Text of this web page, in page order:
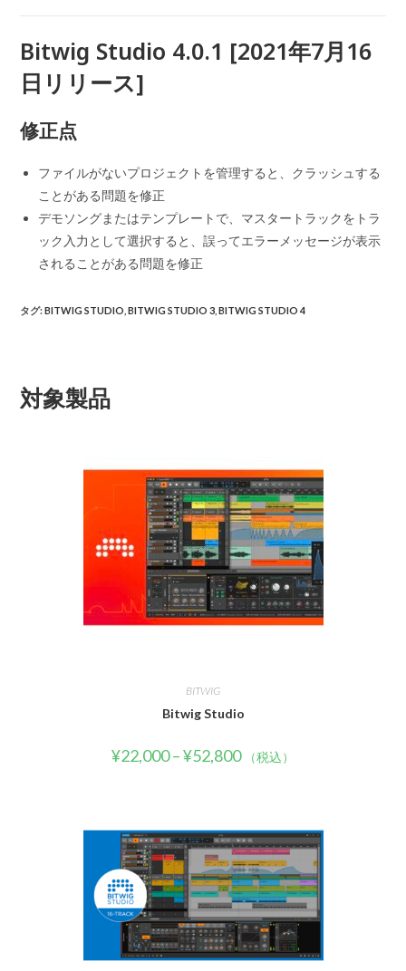
Bitwig Studio 4.0.1 [2021年7月16
日リリース]
修正点
ファイルがないプロジェクトを管理すると、クラッシュする
ことがある問題を修正
デモソングまたはテンプレートで、マスタートラックをトラ
ック入力として選択すると、誤ってエラーメッセージが表示
されることがある問題を修正
タグ:BITWIG STUDIO BITWIG STUDIO 3 BITWIG STUDIO 4
対象製品
BITWIG
Bitwig Studio
¥22,000–¥52,800 （税込）